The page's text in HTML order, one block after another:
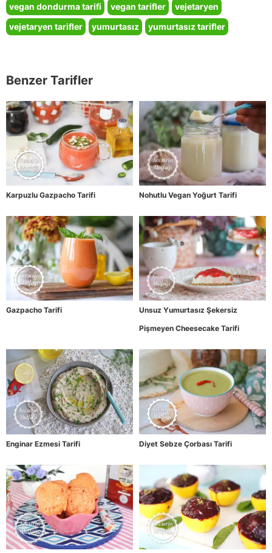
vegan dondurma tarifi
vegan tarifler
vejetaryen
vejetaryen tarifler
yumurtasız yumurtasız tarifler
Benzer Tarifler
Karpuzlu Gazpacho Tarifi Nohutlu Vegan Yoğurt Tarifi
Gazpacho Tarifi
Unsuz Yumurtasız Şekersiz
Pişmeyen Cheesecake Tarifi
Enginar Ezmesi Tarifi Diyet Sebze Çorbası Tarifi